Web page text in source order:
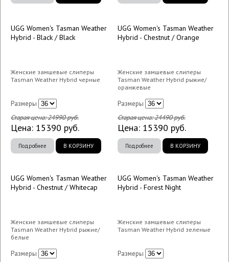
UGG Women's Tasman Weather
Hybrid - Black / Black
Женские замшевые слиперы
Tasman Weather Hybrid черные
Размеры
Старая цена:24990руб.
Цена: 15390 руб.
Подробнее В КОРЗИНУ
UGG Women's Tasman Weather
Hybrid - Chestnut / Orange
Женские замшевые слиперы
Tasman Weather Hybrid рыжие/
оранжевые
Размеры
Старая цена:24490руб.
Цена: 15390 руб.
Подробнее В КОРЗИНУ
UGG Women's Tasman Weather
Hybrid - Chestnut / Whitecap
Женские замшевые слиперы
Tasman Weather Hybrid рыжие/
белые
Размеры
UGG Women's Tasman Weather
Hybrid - Forest Night
Женские замшевые слиперы
Tasman Weather Hybrid зеленые
Размеры